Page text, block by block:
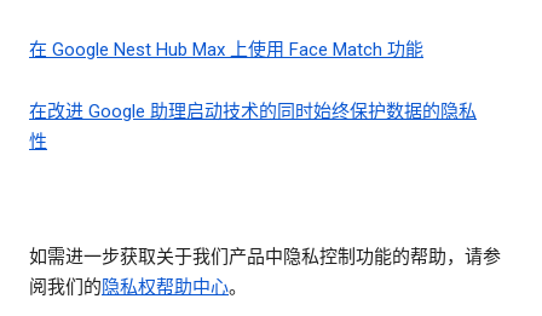
在 Google Nest Hub Max 上使用 Face Match 功能
在改进 Google 助理启动技术的同时始终保护数据的隐私
性
如需进一步获取关于我们产品中隐私控制功能的帮助，请参
阅我们的隐私权帮助中心。